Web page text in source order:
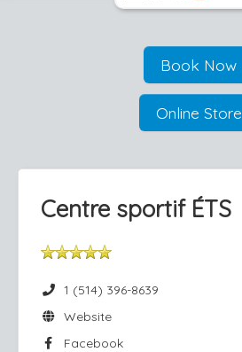
Book Now
Online Store
Centre sportif ÉTS
1 (514) 396-8639
Website
Facebook